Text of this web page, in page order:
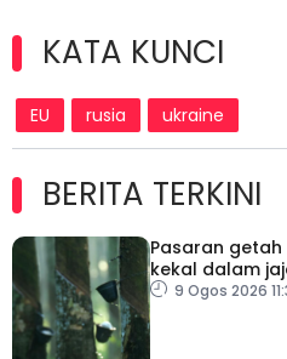
KATA KUNCI
EU rusia ukraine
BERITA TERKINI
Pasaran
kekal dalam
minggu depan
9 Ogos 2026